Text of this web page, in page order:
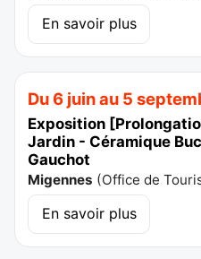
En savoir plus
Du 6 juin au 5
Exposition
Jardin - Céramique
Gauchot
Migennes (Office de
En savoir plus